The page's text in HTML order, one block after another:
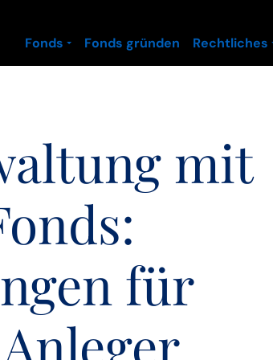
Fonds Fonds gründen Rechtliches
mit
für